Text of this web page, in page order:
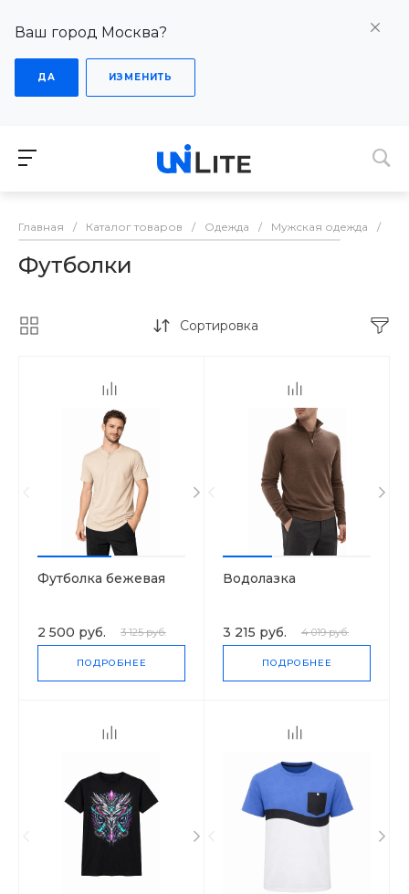
Ваш город Москва?
ДА ИЗМЕНИТЬ
Главная / Каталог товаров / Одежда / Мужская одежда /
Футболки
Сортировка
Футболка бежевая
2 500 руб. 3 125 руб.
ПОДРОБНЕЕ
Водолазка
3 215 руб. 4 019 руб.
ПОДРОБНЕЕ